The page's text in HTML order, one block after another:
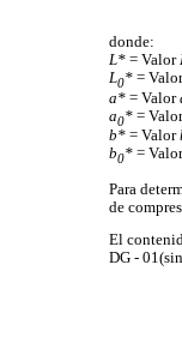
donde:
L* = Valor
L0* =
a* = Valor
a0* =
b* = Valor
b0* =
Para
de
El
DG -